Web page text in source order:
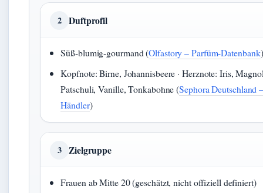
2 Duftprofil
Süß-blumig-gourmand (Olfastory – Parfüm-Datenbank)
Kopfnote: Birne, Johannisbeere · Herznote: Iris,
Patschuli, Vanille, Tonkabohne (Sephora Deutschland
Händler)
3 Zielgruppe
Frauen ab Mitte 20 (geschätzt, nicht offiziell definiert)